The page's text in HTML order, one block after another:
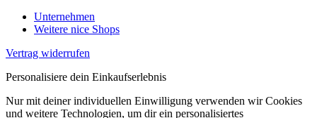
Unternehmen
Weitere nice Shops
Vertrag widerrufen
Personalisiere dein Einkaufserlebnis
Nur mit deiner individuellen Einwilligung verwenden wir Cookies
und weitere Technologien, um dir ein personalisiertes